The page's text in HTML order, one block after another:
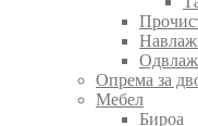
Опрема за
Мебел
Бироа